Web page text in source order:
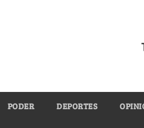
PODER DEPORTES